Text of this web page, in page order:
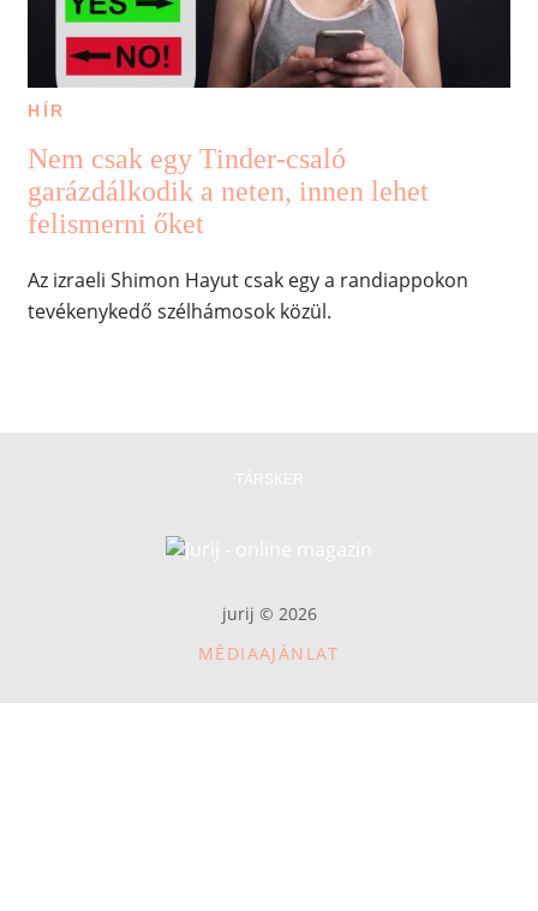
HÍR
Nem csak egy Tinder-csaló
garázdálkodik a neten, innen lehet
felismerni őket
Az izraeli Shimon Hayut csak egy a randiappokon
tevékenykedő szélhámosok közül.
jurij © 2026
MÉDIAAJÁNLAT